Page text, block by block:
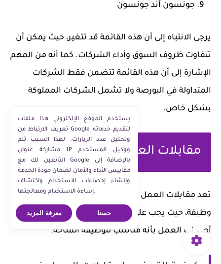
جونسون آند جونسون
يرجى الانتباه إلى أن هذه القائمة قد تتغير، حيث يمكن أن
تتفاوت ظروف السوق وأداء الشركات. كما أنه من المهم
الإشارة إلى أن هذه القائمة تتضمن فقط الشركات
المتداولة في البورصة ولا تشمل الشركات المملوكة
بشكل خاص.
مقابلات العمل في أمريكا
تعد مقابلات العمل مرحلة حاسمة في مسار البحث عن
وظيفة، حيث يجب على المتقدم أن ينجح في إقناع
أصحاب العمل بأنه مناسب للوظيفة المتاحة.
يستخدم الموقع الإلكتروني هذا ملفات
تعريف الارتباط من Google لتقديم خدماته
وتحليل عدد الزيارات. لهذا السبب تتم
مشاركة عنوان IP ووكيل المستخدم
التابعين لك مع Google بالإضافة إلى
مقاييس الأداء والأمان لضمان جودة الخدمة
وإنشاء إحصاءات الاستخدام واكتشاف
إساءة الاستخدام ومعالجتها.
معرفة المزيد حسنا